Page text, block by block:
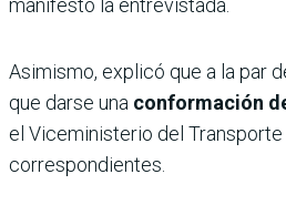
manifestó la entrevistada.
Asimismo, explicó que a la par
que darse una conformación
el Viceministerio del
correspondientes.